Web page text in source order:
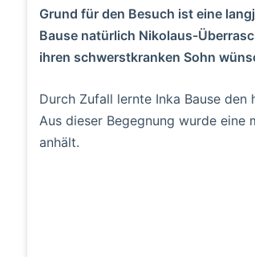
Grund für den Besuch ist eine
Bause natürlich Nikolaus-
ihren schwerstkranken Sohn
Durch Zufall lernte Inka Bause
Aus dieser Begegnung wurde eine
anhält.